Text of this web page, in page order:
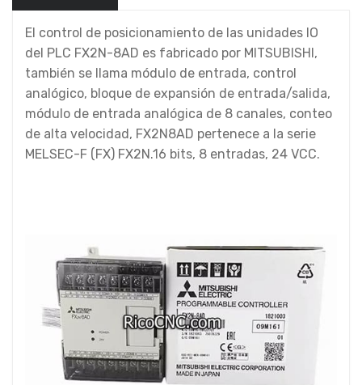
El control de posicionamiento de las unidades IO
del PLC FX2N-8AD es fabricado por MITSUBISHI,
también se llama módulo de entrada, control
analógico, bloque de expansión de entrada/salida,
módulo de entrada analógica de 8 canales, conteo
de alta velocidad, FX2N8AD pertenece a la serie
MELSEC-F (FX) FX2N.16 bits, 8 entradas, 24 VCC.